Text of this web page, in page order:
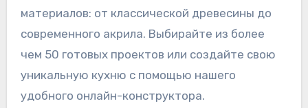
материалов: от классической древесины до
современного акрила. Выбирайте из более
чем 50 готовых проектов или создайте свою
уникальную кухню с помощью нашего
удобного онлайн-конструктора.